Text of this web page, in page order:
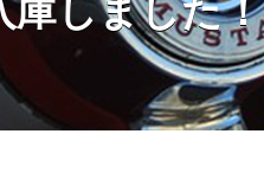
庫しました！